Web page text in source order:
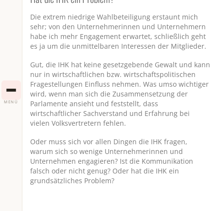
MENÜ
Die extrem niedrige Wahlbeteiligung erstaunt mich
sehr; von den Unternehmerinnen und Unternehmern
habe ich mehr Engagement erwartet, schließlich geht
es ja um die unmittelbaren Interessen der Mitglieder.
Gut, die IHK hat keine gesetzgebende Gewalt und kann
nur in wirtschaftlichen bzw. wirtschaftspolitischen
Fragestellungen Einfluss nehmen. Was umso wichtiger
wird, wenn man sich die Zusammensetzung der
Parlamente ansieht und feststellt, dass
wirtschaftlicher Sachverstand und Erfahrung bei
vielen Volksvertretern fehlen.
Oder muss sich vor allen Dingen die IHK fragen,
warum sich so wenige Unternehmerinnen und
Unternehmen engagieren? Ist die Kommunikation
falsch oder nicht genug? Oder hat die IHK ein
grundsätzliches Problem?